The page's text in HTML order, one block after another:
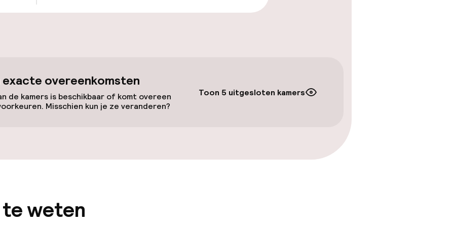
op eigen
Voor toegankelijkheid
geoptimaliseerde kamers
beschikbaar
exacte overeenkomsten
de kamers is beschikbaar of komt overeen
Misschien kun je ze veranderen?
Toon 5 uitgesloten kamers
te weten